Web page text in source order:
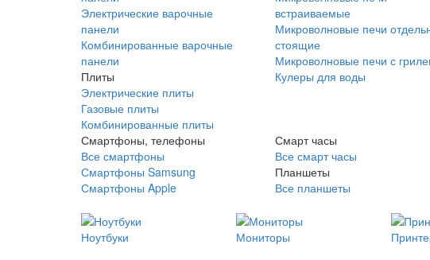
Электрические варочные
панели
Комбинированные варочные
панели
Плиты
Электрические плиты
Газовые плиты
Комбинированные плиты
встраиваемые
Микроволновые печи
стоящие
Микроволновые печи с
Кулеры для воды
Смартфоны, телефоны
Все смартфоны
Смартфоны Samsung
Смартфоны Apple
Смарт часы
Все смарт часы
Планшеты
Все планшеты
Ноутбуки Мониторы